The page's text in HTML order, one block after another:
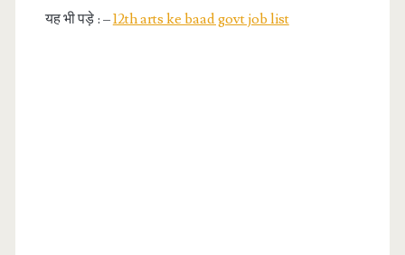
यह भी पड़े : –12th arts ke baad govt job list